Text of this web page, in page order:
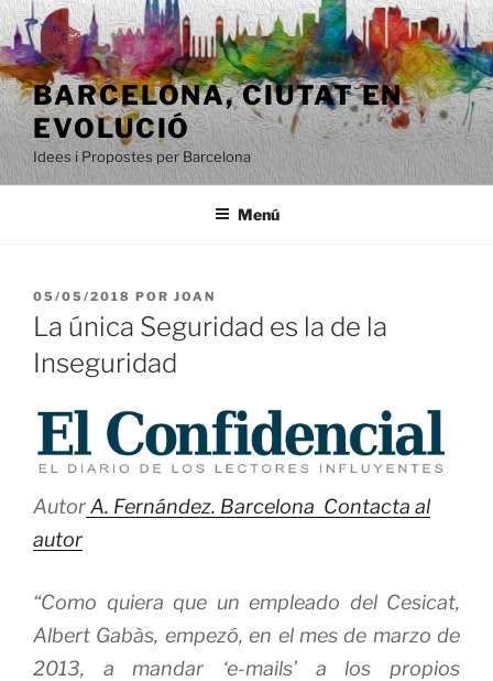
Saltar
al
contenido
BARCELONA, ​​CIUTAT EN
EVOLUCIÓ
Idees i Propostes per Barcelona
Menú
PUBLICADO
EL
05/05/2018 POR JOAN
La única Seguridad es la de la
Inseguridad
AutorA. Fernández. Barcelona Contacta al
autor
“Como quiera que un empleado del Cesicat,
Albert Gabàs, empezó, en el mes de marzo de
2013, a mandar ‘e-mails’ a los propios